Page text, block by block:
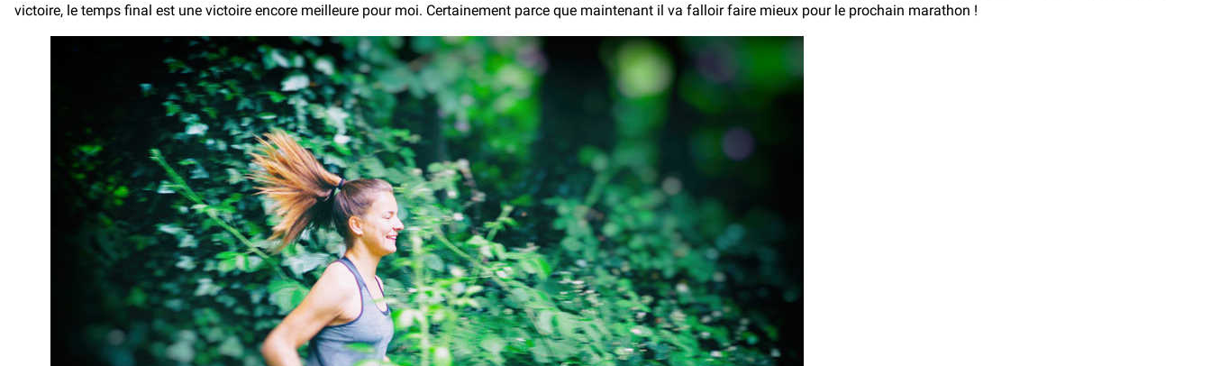
victoire, le temps final est une victoire encore meilleure pour moi. Certainement parce que maintenant il va falloir faire mieux pour le prochain marathon !